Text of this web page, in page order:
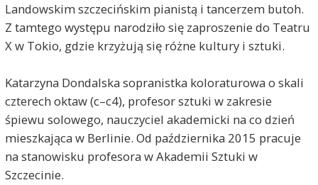
Landowskim szczecińskim pianistą i tancerzem butoh.
Z tamtego występu narodziło się zaproszenie do Teatru
X w Tokio, gdzie krzyżują się różne kultury i sztuki.
Katarzyna Dondalska sopranistka koloraturowa o skali
czterech oktaw (c–c4), profesor sztuki w zakresie
śpiewu solowego, nauczyciel akademicki na co dzień
mieszkająca w Berlinie. Od października 2015 pracuje
na stanowisku profesora w Akademii Sztuki w
Szczecinie.